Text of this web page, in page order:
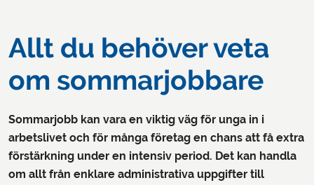
Allt du behöver veta
om sommarjobbare
Sommarjobb kan vara en viktig väg för unga in i
arbetslivet och för många företag en chans att få extra
förstärkning under en intensiv period. Det kan handla
om allt från enklare administrativa uppgifter till